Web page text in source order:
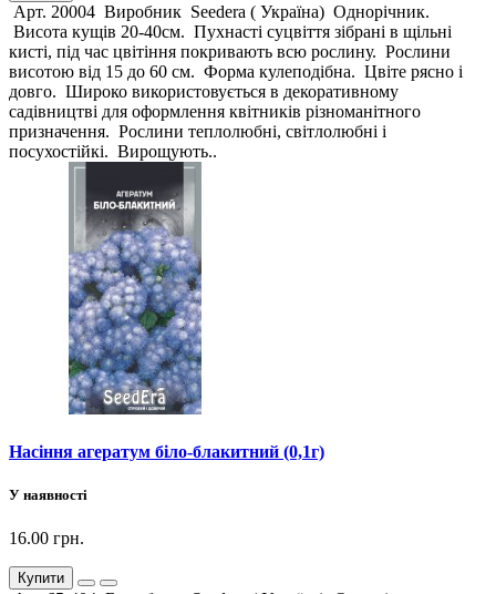
Арт. 20004 Виробник Seedera ( Україна) Однорічник.
Висота кущів 20-40см. Пухнасті суцвіття зібрані в щільні
кисті, під час цвітіння покривають всю рослину. Рослини
висотою від 15 до 60 см. Форма кулеподібна. Цвіте рясно і
довго. Широко використовується в декоративному
садівництві для оформлення квітників різноманітного
призначення. Рослини теплолюбні, світлолюбні і
посухостійкі. Вирощують..
Насіння агератум біло-блакитний (0,1г)
У наявності
16.00 грн.
Купити